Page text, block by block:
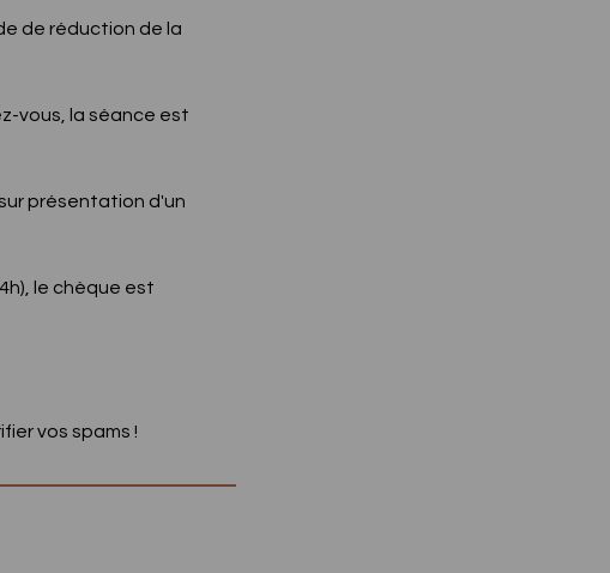
de réduction de la
vous, la séance est
présentation d'un
le chèque est
vos spams !